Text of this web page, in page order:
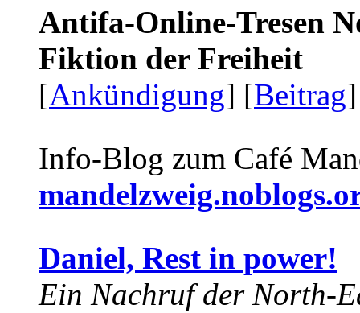
Antifa-Online-Tresen
Fiktion der Freiheit
[Ankündigung] [Beitrag
Info-Blog zum Café
Daniel, Rest in power!
Ein Nachruf der North-